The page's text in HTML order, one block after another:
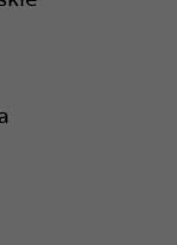
- CH Aleja
Zabrze